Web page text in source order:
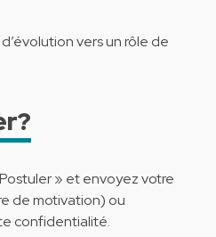
vers un rôle de
» et envoyez votre
de motivation) ou
confidentialité.